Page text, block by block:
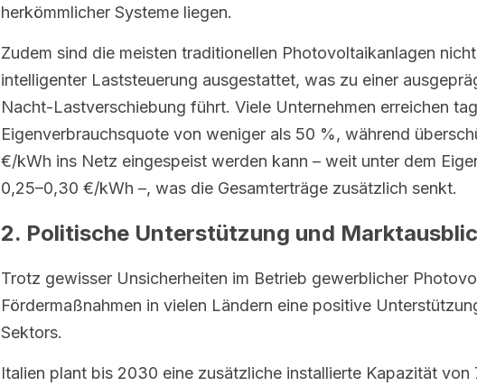
herkömmlicher Systeme liegen.
Zudem sind die meisten traditionellen Photovoltaikanlagen
intelligenter Laststeuerung ausgestattet, was zu einer
Nacht-Lastverschiebung führt. Viele Unternehmen erreichen
Eigenverbrauchsquote von weniger als 50 %, während
€/kWh ins Netz eingespeist werden kann – weit unter dem
0,25–0,30 €/kWh –, was die Gesamterträge zusätzlich senkt.
2. Politische Unterstützung und
Trotz gewisser Unsicherheiten im Betrieb gewerblicher
Fördermaßnahmen in vielen Ländern eine positive
Sektors.
Italien plant bis 2030 eine zusätzliche installierte Kapazität von